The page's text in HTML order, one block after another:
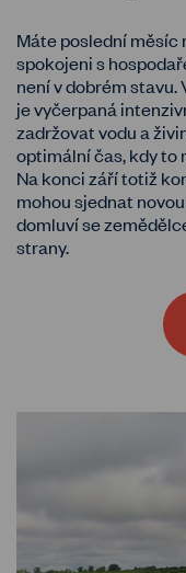
Máte poslední měsíc
spokojeni s
není v dobrém stavu.
je vyčerpaná
zadržovat vodu a
optimální čas, kdy to
Na konci září totiž
mohou sjednat
domluví se
strany.